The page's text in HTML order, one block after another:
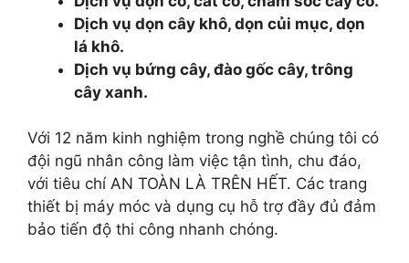
Dịch vụ dọn cây khô, dọn củi mục, dọn
lá khô.
Dịch vụ bứng cây, đào gốc cây, trông
cây xanh.
Với 12 năm kinh nghiệm trong nghề chúng tôi có
đội ngũ nhân công làm việc tận tình, chu đáo,
với tiêu chí AN TOÀN LÀ TRÊN HẾT. Các trang
thiết bị máy móc và dụng cụ hỗ trợ đầy đủ đảm
bảo tiến độ thi công nhanh chóng.